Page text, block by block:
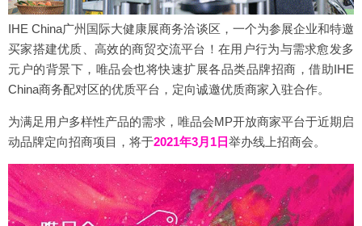
IHE China广州国际大健康展商务洽谈区，一个为参展企业和特邀
买家搭建优质、高效的商贸交流平台！在用户行为与需求愈发多
元户的背景下，唯品会也将快速扩展各品类品牌招商，借助IHE
China商务配对区的优质平台，定向诚邀优质商家入驻合作。
为满足用户多样性产品的需求，唯品会MP开放商家平台于近期启
动品牌定向招商项目，将于2021年3月1日举办线上招商会。